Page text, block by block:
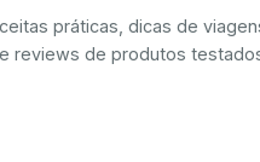
práticas, dicas de
reviews de produtos